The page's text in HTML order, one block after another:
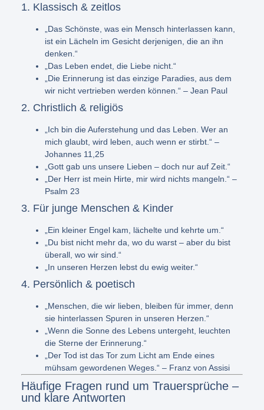
1. Klassisch & zeitlos
„Das Schönste, was ein Mensch hinterlassen kann,
ist ein Lächeln im Gesicht derjenigen, die an ihn
denken.“
„Das Leben endet, die Liebe nicht.“
„Die Erinnerung ist das einzige Paradies, aus dem
wir nicht vertrieben werden können.“ – Jean Paul
2. Christlich & religiös
„Ich bin die Auferstehung und das Leben. Wer an
mich glaubt, wird leben, auch wenn er stirbt.“ –
Johannes 11,25
„Gott gab uns unsere Lieben – doch nur auf Zeit.“
„Der Herr ist mein Hirte, mir wird nichts mangeln.“ –
Psalm 23
3. Für junge Menschen & Kinder
„Ein kleiner Engel kam, lächelte und kehrte um.“
„Du bist nicht mehr da, wo du warst – aber du bist
überall, wo wir sind.“
„In unseren Herzen lebst du ewig weiter.“
4. Persönlich & poetisch
„Menschen, die wir lieben, bleiben für immer, denn
sie hinterlassen Spuren in unseren Herzen.“
„Wenn die Sonne des Lebens untergeht, leuchten
die Sterne der Erinnerung.“
„Der Tod ist das Tor zum Licht am Ende eines
mühsam gewordenen Weges.“ – Franz von Assisi
Häufige Fragen rund um Trauersprüche –
und klare Antworten